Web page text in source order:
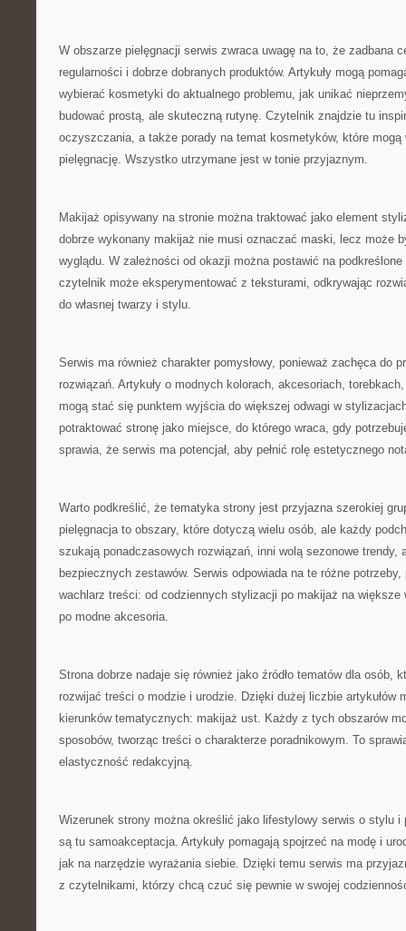
W obszarze pielęgnacji serwis zwraca uwagę na to, że zadbana
regularności i dobrze dobranych produktów. Artykuły mogą
wybierać kosmetyki do aktualnego problemu, jak unikać
budować prostą, ale skuteczną rutynę. Czytelnik znajdzie tu
oczyszczania, a także porady na temat kosmetyków, które mogą
pielęgnację. Wszystko utrzymane jest w tonie przyjaznym.
Makijaż opisywany na stronie można traktować jako element
dobrze wykonany makijaż nie musi oznaczać maski, lecz może
wyglądu. W zależności od okazji można postawić na
czytelnik może eksperymentować z teksturami, odkrywając
do własnej twarzy i stylu.
Serwis ma również charakter pomysłowy, ponieważ zachęca do
rozwiązań. Artykuły o modnych kolorach, akcesoriach,
mogą stać się punktem wyjścia do większej odwagi w
potraktować stronę jako miejsce, do którego wraca, gdy
sprawia, że serwis ma potencjał, aby pełnić rolę estetycznego
Warto podkreślić, że tematyka strony jest przyjazna szerokiej
pielęgnacja to obszary, które dotyczą wielu osób, ale każdy
szukają ponadczasowych rozwiązań, inni wolą sezonowe trendy,
bezpiecznych zestawów. Serwis odpowiada na te różne
wachlarz treści: od codziennych stylizacji po makijaż na większe
po modne akcesoria.
Strona dobrze nadaje się również jako źródło tematów dla osób,
rozwijać treści o modzie i urodzie. Dzięki dużej liczbie artykułów
kierunków tematycznych: makijaż ust. Każdy z tych obszarów
sposobów, tworząc treści o charakterze poradnikowym. To
elastyczność redakcyjną.
Wizerunek strony można określić jako lifestylowy serwis o stylu i
są tu samoakceptacja. Artykuły pomagają spojrzeć na modę i
jak na narzędzie wyrażania siebie. Dzięki temu serwis ma
z czytelnikami, którzy chcą czuć się pewnie w swojej